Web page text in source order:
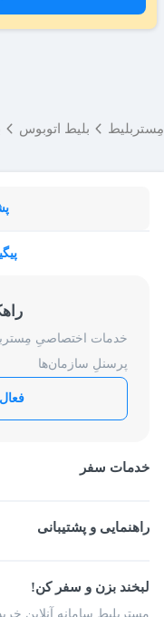
مِستربلیط بلیط اتوبوس
خدمات اختصاصیِ
پرسنلِ سازمان‌ها
خدمات سفر
بلیط قطار
راهنمایی و پشتیبانی
شرایط و مقررات
راهکار سازمانی
لبخند بزن و سفر کن!
مِستربلیط سامانه آنلاین